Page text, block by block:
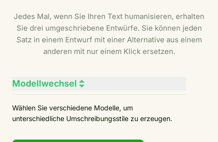
Jedes Mal, wenn Sie Ihren Text humanisieren, erhalten
Sie drei umgeschriebene Entwürfe. Sie können jeden
Satz in einem Entwurf mit einer Alternative aus einem
anderen mit nur einem Klick ersetzen.
Modellwechsel
Wählen Sie verschiedene Modelle, um
unterschiedliche Umschreibungsstile zu erzeugen.